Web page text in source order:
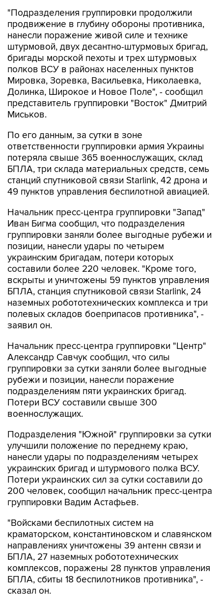
"Подразделения группировки продолжили
продвижение в глубину обороны противника,
нанесли поражение живой силе и технике
штурмовой, двух десантно-штурмовых бригад,
бригады морской пехоты и трех штурмовых
полков ВСУ в районах населенных пунктов
Мировка, Зоревка, Васильевка, Николаевка,
Долинка, Широкое и Новое Поле", - сообщил
представитель группировки "Восток" Дмитрий
Миськов.
По его данным, за сутки в зоне
ответственности группировки армия Украины
потеряла свыше 365 военнослужащих, склад
БПЛА, три склада материальных средств, семь
станций спутниковой связи Starlink, 42 дрона и
49 пунктов управления беспилотной авиацией.
Начальник пресс-центра группировки "Запад"
Иван Бигма сообщил, что подразделения
группировки заняли более выгодные рубежи и
позиции, нанесли удары по четырем
украинским бригадам, потери которых
составили более 220 человек. "Кроме того,
вскрыты и уничтожены 59 пунктов управления
БПЛА, станция спутниковой связи Starlink, 24
наземных робототехнических комплекса и три
полевых складов боеприпасов противника", -
заявил он.
Начальник пресс-центра группировки "Центр"
Александр Савчук сообщил, что силы
группировки за сутки заняли более выгодные
рубежи и позиции, нанесли поражение
подразделениям пяти украинских бригад.
Потери ВСУ составили свыше 300
военнослужащих.
Подразделения "Южной" группировки за сутки
улучшили положение по переднему краю,
нанесли удары по подразделениям четырех
украинских бригад и штурмового полка ВСУ.
Потери украинских сил за сутки составили до
200 человек, сообщил начальник пресс-центра
группировки Вадим Астафьев.
"Войсками беспилотных систем на
краматорском, константиновском и славянском
направлениях уничтожены 39 антенн связи и
БПЛА, 27 наземных робототехнических
комплексов, поражены 28 пунктов управления
БПЛА, сбиты 18 беспилотников противника", -
сказал он.